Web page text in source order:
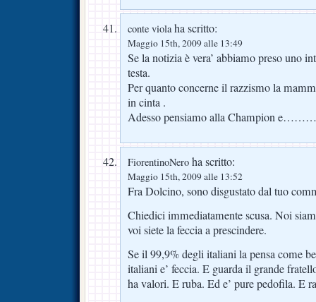
conte violaha scritto:
Maggio 15th, 2009 alle 13:49
Se la notizia è vera’ abbiamo preso uno
testa.
Per quanto concerne il razzismo la
in cinta .
Adesso pensiamo alla Champion
FiorentinoNero ha scritto:
Maggio 15th, 2009 alle 13:52
Fra Dolcino, sono disgustato dal tuo
Chiedici immediatamente scusa. Noi
voi siete la feccia a prescindere.
Se il 99,9% degli italiani la pensa come
italiani e’ feccia. E guarda il grande
ha valori. E ruba. Ed e’ pure pedofila. E